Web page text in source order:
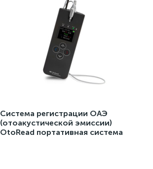
Система регистрации ОАЭ
(отоакустической эмиссии)
OtoRead портативная система